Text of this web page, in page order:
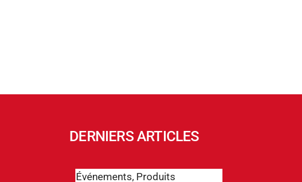
DERNIERS ARTICLES
Événements, Produits